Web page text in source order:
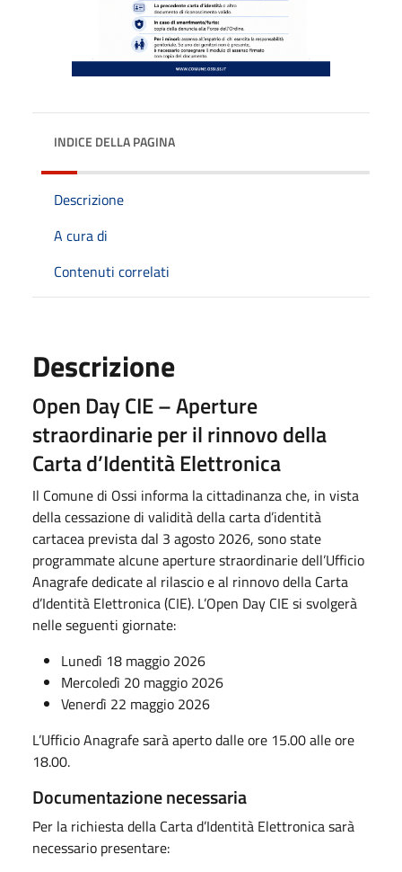
INDICE DELLA PAGINA
Descrizione
A cura di
Contenuti correlati
Descrizione
Open Day CIE – Aperture
straordinarie per il rinnovo della
Carta d’Identità Elettronica
Il Comune di Ossi informa la cittadinanza che, in vista
della cessazione di validità della carta d’identità
cartacea prevista dal 3 agosto 2026, sono state
programmate alcune aperture straordinarie dell’Ufficio
Anagrafe dedicate al rilascio e al rinnovo della Carta
d’Identità Elettronica (CIE). L’Open Day CIE si svolgerà
nelle seguenti giornate:
Lunedì 18 maggio 2026
Mercoledì 20 maggio 2026
Venerdì 22 maggio 2026
L’Ufficio Anagrafe sarà aperto dalle ore 15.00 alle ore
18.00.
Documentazione necessaria
Per la richiesta della Carta d’Identità Elettronica sarà
necessario presentare: